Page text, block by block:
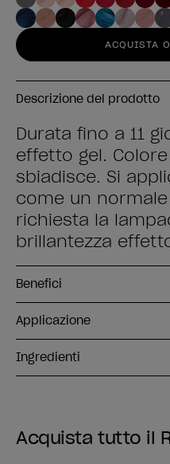
ACQUISTA
Descrizione del prodotto
Durata fino a 11
effetto gel.
sbiadisce. Si
come un
richiesta la
brillantezza
Benefici
Applicazione
Ingredienti
Acquista tutto il